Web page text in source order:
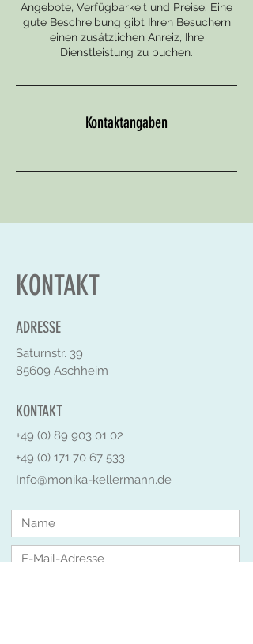
Angebote, Verfügbarkeit und Preise. Eine
gute Beschreibung gibt Ihren Besuchern
einen zusätzlichen Anreiz, Ihre
Dienstleistung zu buchen.
Kontaktangaben
KONTAKT
ADRESSE
Saturnstr. 39
85609 Aschheim
KONTAKT
+49 (0) 89 903 01 02
+49 (0) 171 70 67 533
Info@monika-kellermann.de